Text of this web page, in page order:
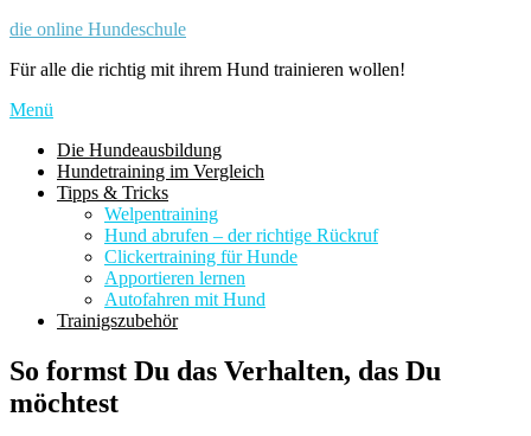
Zum
springen
die online Hundeschule
Für alle die richtig mit ihrem Hund trainieren wollen!
Menü
Die Hundeausbildung
Hundetraining im Vergleich
Tipps & Tricks
Welpentraining
Hund abrufen – der richtige Rückruf
Clickertraining für Hunde
Apportieren lernen
Autofahren mit Hund
Trainigszubehör
So formst Du das Verhalten, das Du
möchtest